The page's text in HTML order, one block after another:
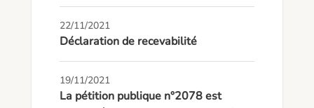
22/11/2021
Déclaration de recevabilité
19/11/2021
La pétition publique n°2078 est